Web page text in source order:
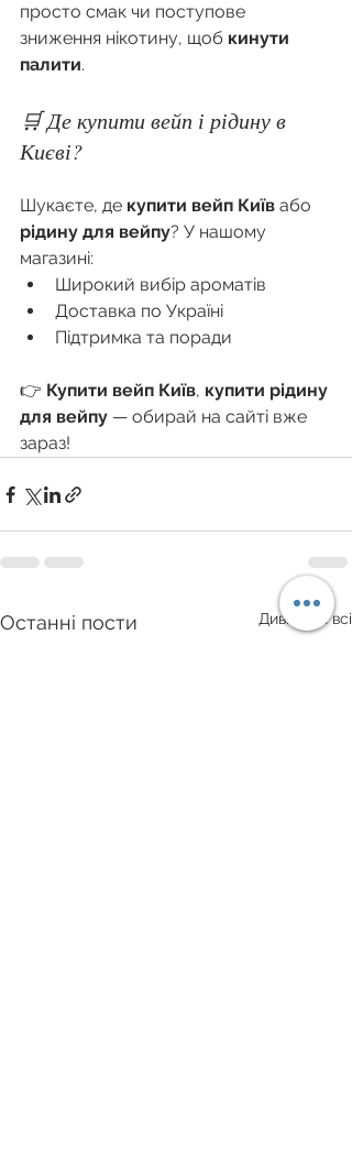
просто смак чи поступове
зниження нікотину, щоб кинути
палити.
🛒 Де купити вейп і рідину в
Києві?
Шукаєте, де купити вейп Київ або
рідину для вейпу? У нашому
магазині:
Широкий вибір ароматів
Доставка по Україні
Підтримка та поради
👉 Купити вейп Київ, купити рідину
для вейпу — обирай на сайті вже
зараз!
Останні пости Дивитися всі